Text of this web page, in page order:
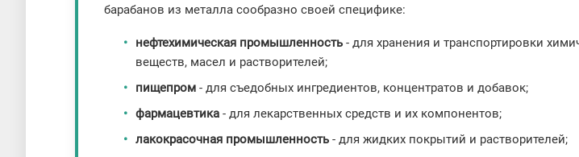
барабанов из металла сообразно своей специфике:
нефтехимическая промышленность - для хранения и транспортировки
веществ, масел и растворителей;
пищепром- для съедобных ингредиентов, концентратов и добавок;
фармацевтика- для лекарственных средств и их компонентов;
лакокрасочная промышленность - для жидких покрытий и растворителей;